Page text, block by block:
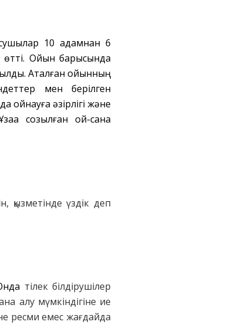
10 адамнан 6
Ойын барысында
Аталған ойынның
мен берілген
әзірлігі және
созылған ой-сана
қызметінде үздік деп
тілек білдірушілер
алу мүмкіндігіне ие
ресми емес жағдайда